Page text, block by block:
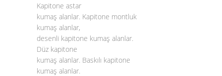
Kapitone astar
kumaş alanlar. Kapitone montluk
kumaş alanlar,
desenli kapitone kumaş alanlar.
Düz kapitone
kumaş alanlar. Baskılı kapitone
kumaş alanlar.